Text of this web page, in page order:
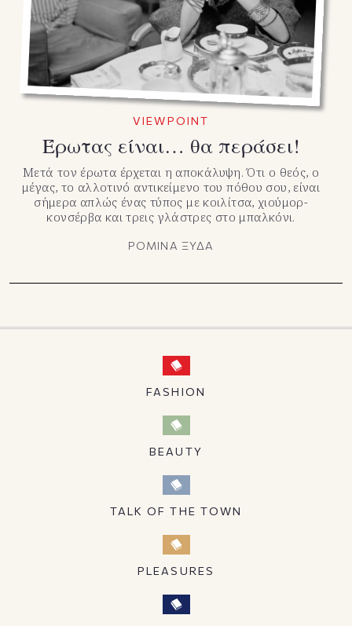
VIEWPOINT
Έρωτας είναι… θα περάσει!
Μετά τον έρωτα έρχεται η αποκάλυψη. Ότι ο θεός, ο
μέγας, το αλλοτινό αντικείμενο του πόθου σου, είναι
σήμερα απλώς ένας τύπος με κοιλίτσα, χιούμορ-
κονσέρβα και τρεις γλάστρες στο μπαλκόνι.
ΡΟΜΙΝΑ ΞΥΔΑ
FASHION
BEAUTY
TALK OF THE TOWN
PLEASURES